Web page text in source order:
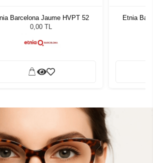
Barcelona Jaume HVPT 52
0,00 TL
Etnia